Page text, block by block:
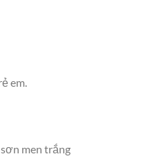
em.
sơn men trắng